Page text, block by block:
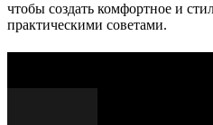
чтобы создать комфортное и
практическими советами.